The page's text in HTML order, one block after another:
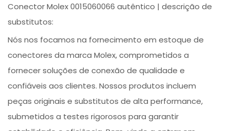
Conector Molex 0015060066 autêntico | descrição de
substitutos:
Nós nos focamos na fornecimento em estoque de
conectores da marca Molex, comprometidos a
fornecer soluções de conexão de qualidade e
confiáveis aos clientes. Nossos produtos incluem
peças originais e substitutos de alta performance,
submetidos a testes rigorosos para garantir